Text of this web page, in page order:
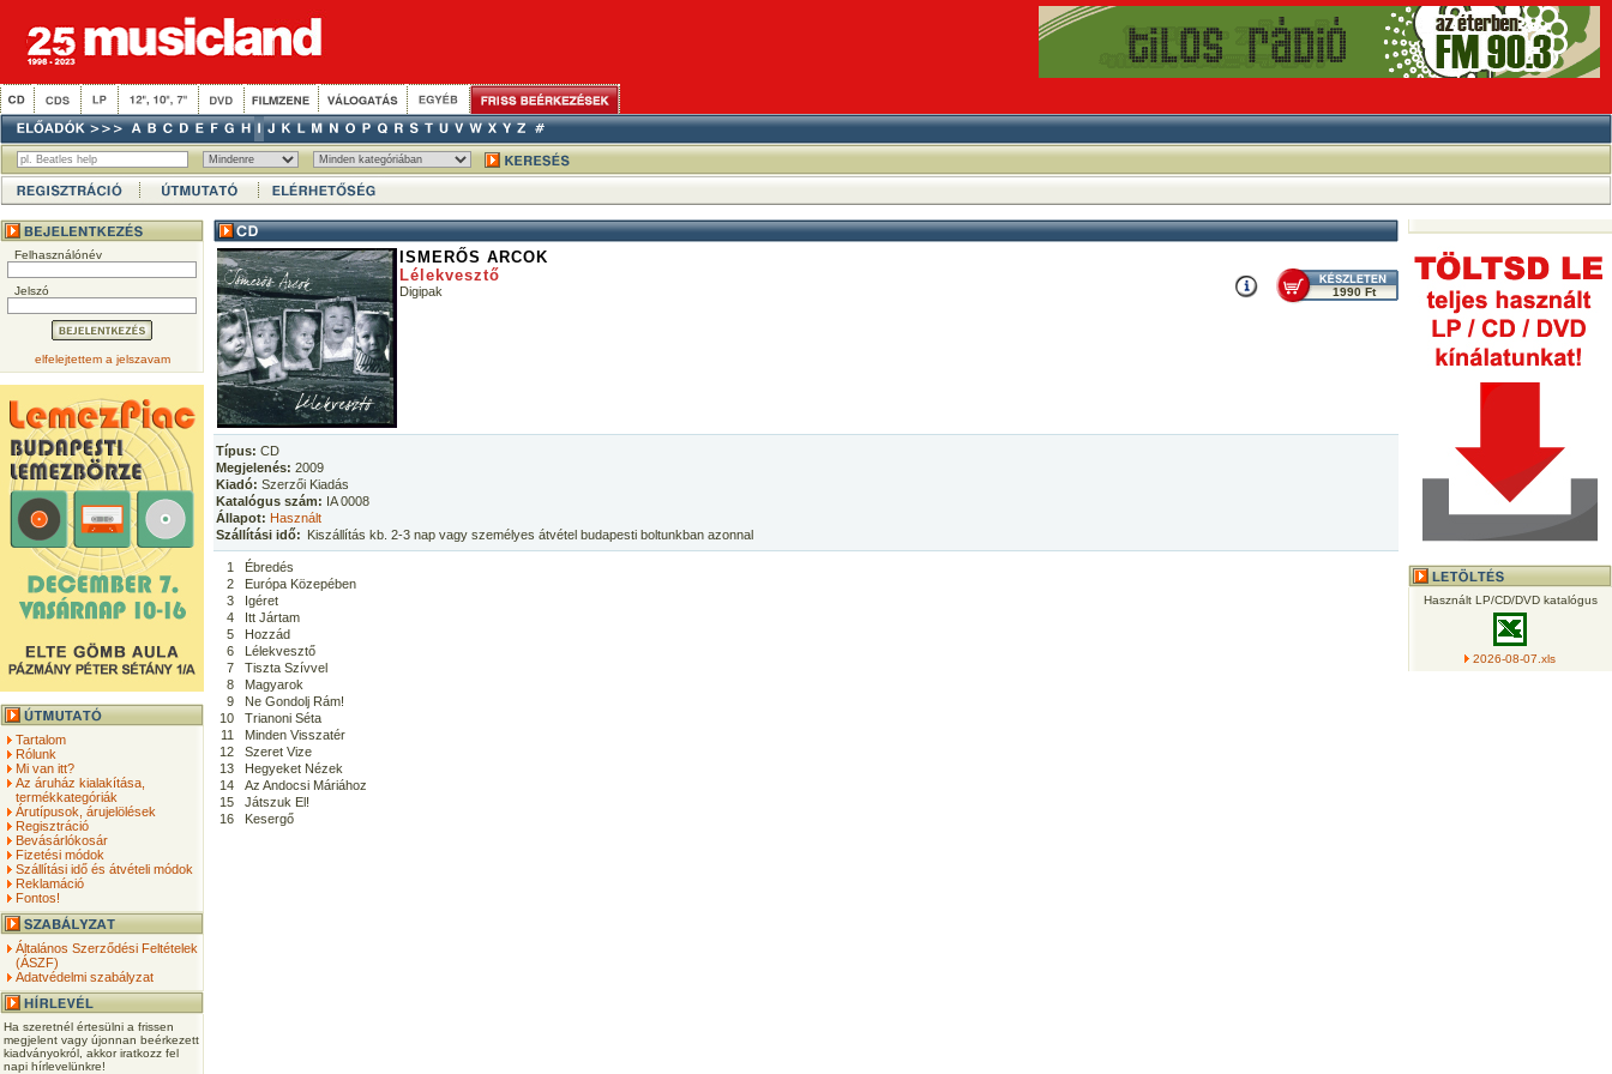
Felhasználónév
Jelszó
elfelejtettem a jelszavam
Tartalom
Rólunk
Mi van itt?
Az áruház kialakítása,
termékkategóriák
Árutípusok, árujelölések
Regisztráció
Bevásárlókosár
Fizetési módok
Szállítási idő és átvételi módok
Reklamáció
Fontos!
Általános Szerződési Feltételek
(ÁSZF)
Adatvédelmi szabályzat
Ha szeretnél értesülni a frissen
megjelent vagy újonnan beérkezett
kiadványokról, akkor iratkozz fel
napi hírlevelünkre!
ISMERŐS ARCOK
Lélekvesztő
Digipak 1990 Ft
Típus: CD
Megjelenés: 2009
Kiadó: Szerzői Kiadás
Katalógus szám: IA 0008
Állapot: Használt
Szállítási idő: Kiszállítás kb. 2-3 nap vagy személyes átvétel budapesti boltunkban azonnal
1
Ébredés
2
Európa Közepében
3
Igéret
4
Itt Jártam
5
Hozzád
6
Lélekvesztő
7
Tiszta Szívvel
8
Magyarok
9
Ne Gondolj Rám!
10
Trianoni Séta
11
Minden Visszatér
12
Szeret Vize
13
Hegyeket Nézek
14
Az Andocsi Máriához
15
Játszuk El!
16
Kesergő
Használt LP/CD/DVD katalógus
2026-08-07.xls